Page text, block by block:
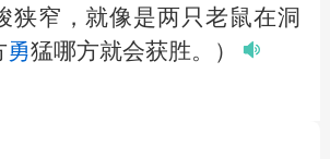
狭窄，就像是两只老鼠在洞
勇猛哪方就会获胜。）